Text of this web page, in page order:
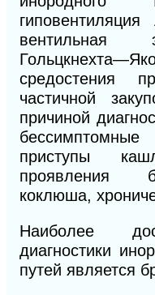
вентильная
средостения
частичной
причиной
приступы
проявления
коклюша,
Наиболее
диагностики
путей является